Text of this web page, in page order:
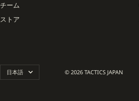
チーム
ストア
語
日本語 © 2026 TACTICS JAPAN